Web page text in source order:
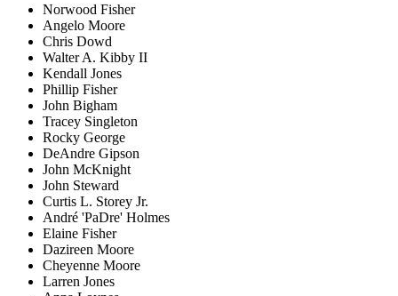
Norwood Fisher
Angelo Moore
Chris Dowd
Walter A. Kibby II
Kendall Jones
Phillip Fisher
John Bigham
Tracey Singleton
Rocky George
DeAndre Gipson
John McKnight
John Steward
Curtis L. Storey Jr.
André 'PaDre' Holmes
Elaine Fisher
Dazireen Moore
Cheyenne Moore
Larren Jones